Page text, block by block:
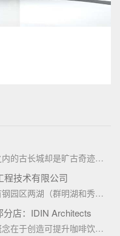
金山岭上院并不是古寺，但目力所及之内的古长城却是旷古奇迹。上院的出现为这一片山谷建立了新的时间点。一个轻盈、轻触地面的禅堂（阿兰若），纤细轻薄的结构拉开了新建物与古长城之间的时间距离，也再次因为人类的建造活动定位了这一片山谷的时间性。上院本身也试图从上层入口庭院至下部开敞禅堂通过氛围以及空间的开合建立一种内部的时间性。新的建造既要与古长城去时空对话，也要能契合这山谷的地形地貌和荒野气质。
程技术有限公司
六工汇项目位于北京西部石景山区，首钢园区两湖（群明湖和秀池）片区中部，总建筑面积223753平方米。这里因服务2022年冬奥会而享誉海内外，谷爱凌和苏翊鸣就是在这里创造了历史，实现了中国在大跳台上的伟大突破。如今已步入后奥运时代，首钢的城市更新仍在继续，六工汇就是在这样的时空背景下诞生出来。今年6月18日，六工汇购物广场盛大开业。关联商办地块已经相继成功交付运营，标志着首钢的更新发展从“体育+”全面进入“城市+”的崭新阶段。
店：IDIN Architects
NANA 咖啡烘焙曼谷曼那分店的设计概念在于创造可提升咖啡饮用体验的空间，让咖啡成为人们的关注焦点。项目采用简化表达的建筑形式，通过将建筑空间与景观的和谐结合，营造出一种郁郁葱葱的环境氛围，继而将游客的注意力从熙熙攘攘的高速公路上引开并转移到咖啡上。